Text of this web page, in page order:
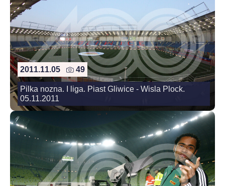
2011.11.05 49
Pilka nozna. I liga. Piast Gliwice - Wisla Plock.
05.11.2011